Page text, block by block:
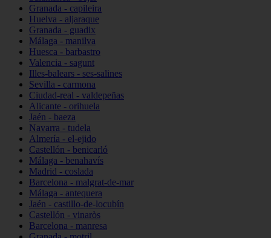
Granada - capileira
Huelva - aljaraque
Granada - guadix
Málaga - manilva
Huesca - barbastro
Valencia - sagunt
Illes-balears - ses-salines
Sevilla - carmona
Ciudad-real - valdepeñas
Alicante - orihuela
Jaén - baeza
Navarra - tudela
Almería - el-ejido
Castellón - benicarló
Málaga - benahavís
Madrid - coslada
Barcelona - malgrat-de-mar
Málaga - antequera
Jaén - castillo-de-locubín
Castellón - vinaròs
Barcelona - manresa